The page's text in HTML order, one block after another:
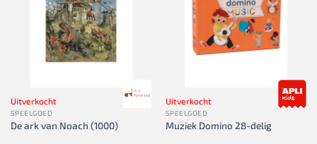
Uitverkocht
SPEELGOED
De ark van Noach (1000)
Uitverkocht
SPEELGOED
Muziek Domino 28-delig